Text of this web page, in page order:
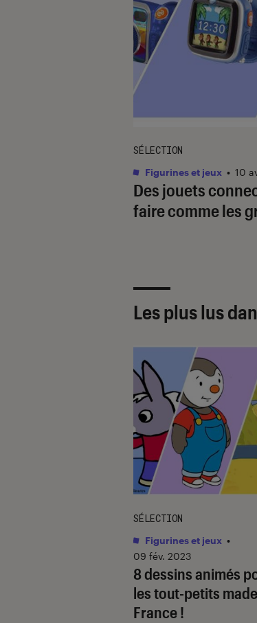
Des jouets
faire comme les
SÉLECTION
Figurines et jeux • 10
Les plus lus
8 dessins animés
les tout-petits
France !
SÉLECTION
Figurines et jeux •
09 fév. 2023